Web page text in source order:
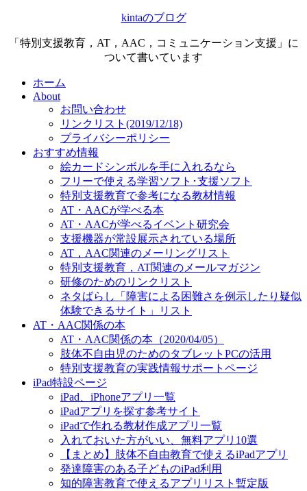
kintaのブログ
「特別支援教育，AT，AAC，コミュニケーション支援」に
ついて書いています
ホーム
About
お問い合わせ
リンクリスト(2019/12/18)
プライバシーポリシー
おすすめ情報
絵カードシンボルを手に入れるなら
フリーで使える学習ソフト･支援ソフト
特別支援教育で参考になる教材情報
AT・AACが学べる本
AT・AACが学べるイベント研究会
支援機器が常設展示されている場所
AT，AAC関連のメーリングリスト
特別支援教育，AT関連のメールマガジン
研修のためのリンクリスト
ネタばらし「障害による困難さを例示したり疑似
体験できるサイト」リスト
AT・AAC関係の本
AT・AAC関係の本（2020/04/05）
肢体不自由児のためのタブレットPCの活用
特別支援教育の実践情報サポートページ
iPad特設ページ
iPad、iPhoneアプリ一覧
iPadアプリを探す参考サイト
iPadで作れる教材作成アプリ一覧
入れておいた方がいい、無料アプリ10選
【まとめ】肢体不自由教育で使えるiPadアプリ
発達障害のある子どものiPad利用
知的障害教育で使えるアプリリスト暫定版